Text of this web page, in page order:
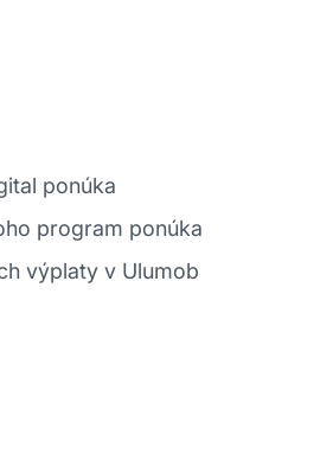
ponúka
program ponúka
výplaty v Ulumob